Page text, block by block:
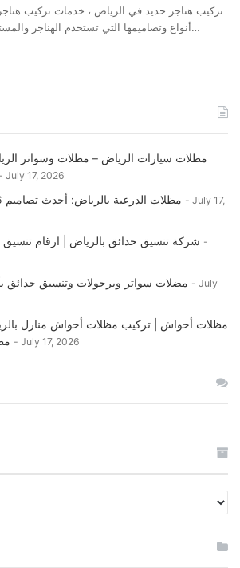
تركيب هناجر حديد في الرياض ، خدمات تركيب
أنواع وتصاميمها التي تستخدم الهناجر والمستودعات في الأستخدامات…
مظلات سيارات الرياض – مظلات وسواتر
July 17, 2026
مظلات الدرعية بالرياض: أحدث تصاميم 2026 بأسعار تنافسية
July 17,
شركة تنسيق حدائق بالرياض | ارقام
مضلات سواتر وبرجولات وتنسيق حدائق
July
مظلات أحواش | تركيب مظلات أحواش منازل
July 17, 2026